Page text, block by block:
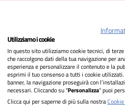
Pec: protocollo.aopd@pecveneto.it
SEGUICI SU
Privacy
Utilizziamo i cookie
In questo sito utilizziamo cookie tecnici, di
che raccolgono dati della tua navigazione per
esperienza e personalizzare il contenuto e la
esprimi il tuo consenso a tutti i cookie utilizzati.
banner, la navigazione proseguirà con
necessari. Cliccando su "Personalizza" puoi
Clicca qui per saperne di più sulla nostra